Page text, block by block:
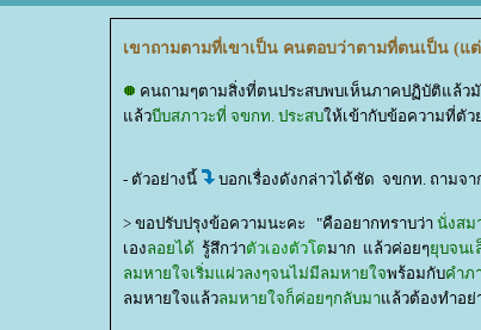
เขาถามตามที่เขาเป็น คนตอบว่าตามที่ตนเป็น (แ
คนถามๆตามสิ่งที่ตนประสบพบเห็นภาคปฏิบัติแล้
ล้วบีบสภาวะที่ จขกท. ประสบห้เข้ากับข้อความที่ตัว
- ตัวอย่างนี้ บอกเรื่องดังกล่าวได้ชัด จขกท. ถามจ
> ขอปรับปรุงข้อความนะคะ "คืออยากทราบว่า นั่งสม
เองลอยได้ รู้สึกว่าตัวเองตัวโตมาก แล้วค่อยๆบจนเ
ลมหายใจเริ่มแผ่วลงๆจนไม่มีลมหายใจพร้อมกับคำภ
ลมหายใจแล้วลมหายใจก็ค่อยๆกลับมาล้วต้องทำอย่